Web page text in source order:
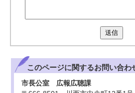
送信
このページに関するお問い合わ
市長公室 広報広聴課